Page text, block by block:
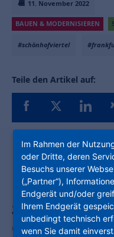
11. November 2022
BAUEN & MODERNISIEREN
#schönhofviertel
Teile den Artikel auf:
Rund 2.000
geförderte
derzeit im
Im Rahmen der
oder Dritte, deren
Besuchs unserer
(„Partner“),
Endgerät und/oder
Ihrem Endgerät
unbedingt technisch
wenn Sie damit